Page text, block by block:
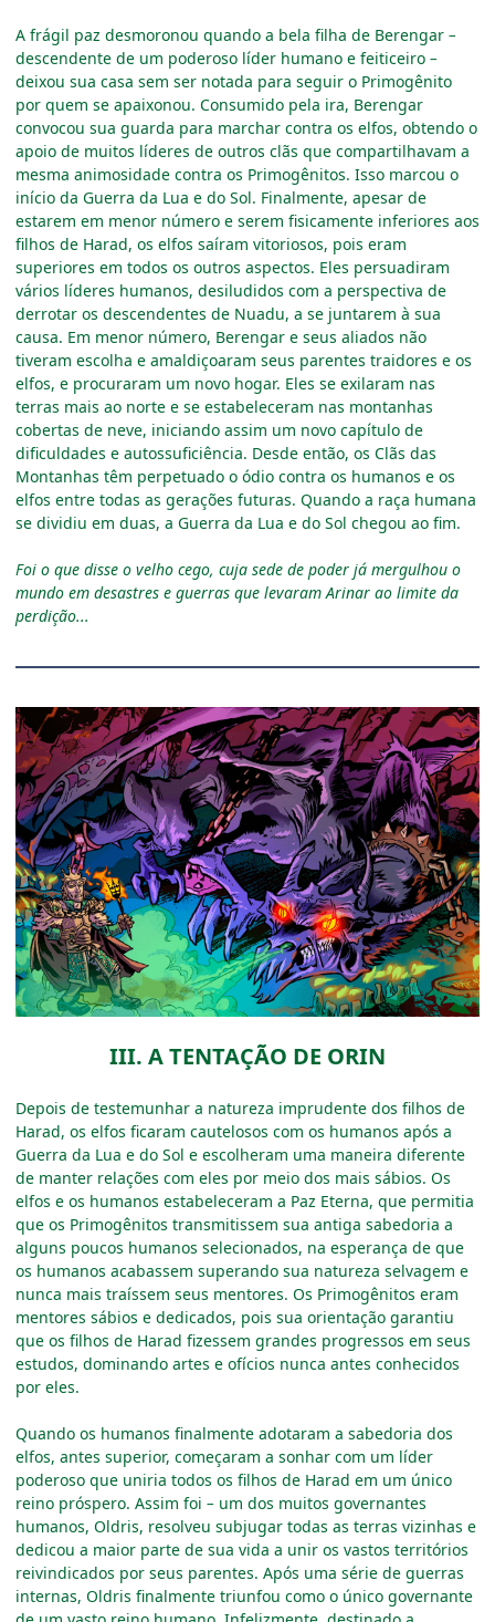
A frágil paz desmoronou quando a bela filha de Berengar –
descendente de um poderoso líder humano e feiticeiro –
deixou sua casa sem ser notada para seguir o Primogênito
por quem se apaixonou. Consumido pela ira, Berengar
convocou sua guarda para marchar contra os elfos, obtendo o
apoio de muitos líderes de outros clãs que compartilhavam a
mesma animosidade contra os Primogênitos. Isso marcou o
início da Guerra da Lua e do Sol. Finalmente, apesar de
estarem em menor número e serem fisicamente inferiores aos
filhos de Harad, os elfos saíram vitoriosos, pois eram
superiores em todos os outros aspectos. Eles persuadiram
vários líderes humanos, desiludidos com a perspectiva de
derrotar os descendentes de Nuadu, a se juntarem à sua
causa. Em menor número, Berengar e seus aliados não
tiveram escolha e amaldiçoaram seus parentes traidores e os
elfos, e procuraram um novo hogar. Eles se exilaram nas
terras mais ao norte e se estabeleceram nas montanhas
cobertas de neve, iniciando assim um novo capítulo de
dificuldades e autossuficiência. Desde então, os Clãs das
Montanhas têm perpetuado o ódio contra os humanos e os
elfos entre todas as gerações futuras. Quando a raça humana
se dividiu em duas, a Guerra da Lua e do Sol chegou ao fim.
Foi o que disse o velho cego, cuja sede de poder já mergulhou o
mundo em desastres e guerras que levaram Arinar ao limite da
perdição...
III. A TENTAÇÃO DE ORIN
Depois de testemunhar a natureza imprudente dos filhos de
Harad, os elfos ficaram cautelosos com os humanos após a
Guerra da Lua e do Sol e escolheram uma maneira diferente
de manter relações com eles por meio dos mais sábios. Os
elfos e os humanos estabeleceram a Paz Eterna, que permitia
que os Primogênitos transmitissem sua antiga sabedoria a
alguns poucos humanos selecionados, na esperança de que
os humanos acabassem superando sua natureza selvagem e
nunca mais traíssem seus mentores. Os Primogênitos eram
mentores sábios e dedicados, pois sua orientação garantiu
que os filhos de Harad fizessem grandes progressos em seus
estudos, dominando artes e ofícios nunca antes conhecidos
por eles.
Quando os humanos finalmente adotaram a sabedoria dos
elfos, antes superior, começaram a sonhar com um líder
poderoso que uniria todos os filhos de Harad em um único
reino próspero. Assim foi – um dos muitos governantes
humanos, Oldris, resolveu subjugar todas as terras vizinhas e
dedicou a maior parte de sua vida a unir os vastos territórios
reivindicados por seus parentes. Após uma série de guerras
internas, Oldris finalmente triunfou como o único governante